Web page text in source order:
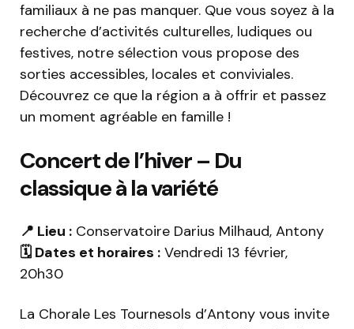
familiaux à ne pas manquer. Que vous soyez à la
recherche d’activités culturelles, ludiques ou
festives, notre sélection vous propose des
sorties accessibles, locales et conviviales.
Découvrez ce que la région a à offrir et passez
un moment agréable en famille !
Concert de l’hiver – Du
classique à la variété
📍 Lieu : Conservatoire Darius Milhaud, Antony
🗓️ Dates et horaires : Vendredi 13 février,
20h30
La Chorale Les Tournesols d’Antony vous invite